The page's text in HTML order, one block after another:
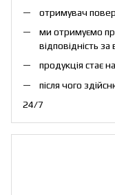
отримувач
ми отримуємо
відповідність
продукція стає
після чого
24/7